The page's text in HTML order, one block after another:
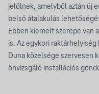
jelölnek, amelyből aztán új
belső átalakulás
Ebben kiemelt szerepe van
is. Az egykori
Duna közelsége szervesen
önvizsgáló installációs